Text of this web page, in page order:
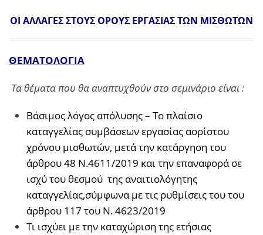
ΟΙ ΑΛΛΑΓΕΣ ΣΤΟΥΣ ΟΡΟΥΣ ΕΡΓΑΣΙΑΣ ΤΩΝ ΜΙΣΘΩΤΩΝ
ΘΕΜΑΤΟΛΟΓΙΑ
Τα θέματα που θα αναπτυχθούν στο σεμινάριο είναι :
Βάσιμος λόγος απόλυσης – Το πλαίσιο
καταγγελίας συμβάσεων εργασίας αορίστου
χρόνου μισθωτών, μετά την κατάργηση του
άρθρου 48 Ν.4611/2019 και την επαναφορά σε
ισχύ του θεσμού της αναιτιολόγητης
καταγγελίας,σύμφωνα με τις ρυθμίσεις του του
άρθρου 117 του Ν. 4623/2019
Τι ισχύει με την καταχώριση της ετήσιας